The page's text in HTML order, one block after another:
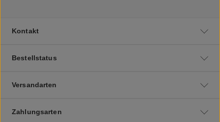
Kontakt
Bestellstatus
Versandarten
Zahlungsarten